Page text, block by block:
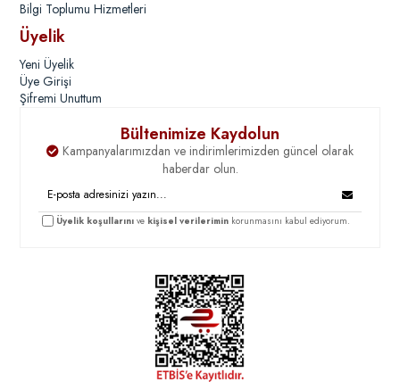
Bilgi Toplumu Hizmetleri
Üyelik
Yeni Üyelik
Üye Girişi
Şifremi Unuttum
Bültenimize Kaydolun
Kampanyalarımızdan ve indirimlerimizden güncel olarak
haberdar olun.
Üyelik koşullarını ve kişisel verilerimin korunmasını kabul ediyorum.